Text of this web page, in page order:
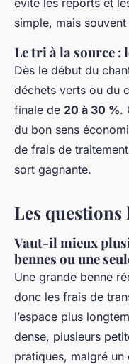
simple, mais
Le tri à la source :
Dès le début du
déchets verts ou du
finale de 20 à 30 %.
du bon sens
de frais de
sort gagnante.
Les questions
Vaut-il mieux
bennes ou une
Une grande benne
donc les frais de
l’espace plus
dense, plusieurs
pratiques, malgré un